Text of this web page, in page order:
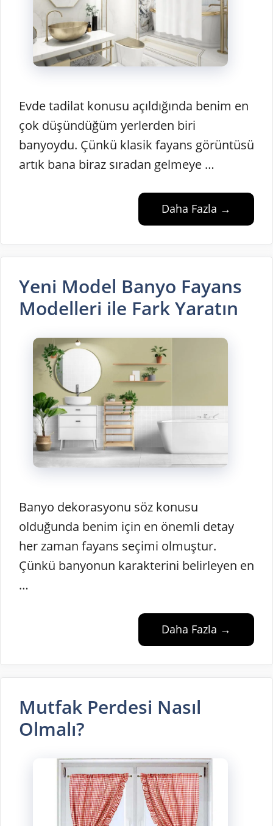
Evde tadilat konusu açıldığında benim en
çok düşündüğüm yerlerden biri
banyoydu. Çünkü klasik fayans görüntüsü
artık bana biraz sıradan gelmeye …
Daha Fazla →
Yeni Model Banyo Fayans
Modelleri ile Fark Yaratın
Banyo dekorasyonu söz konusu
olduğunda benim için en önemli detay
her zaman fayans seçimi olmuştur.
Çünkü banyonun karakterini belirleyen en
…
Daha Fazla →
Mutfak Perdesi Nasıl
Olmalı?